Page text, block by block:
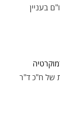
בעניין
של ח"כ ד"ר